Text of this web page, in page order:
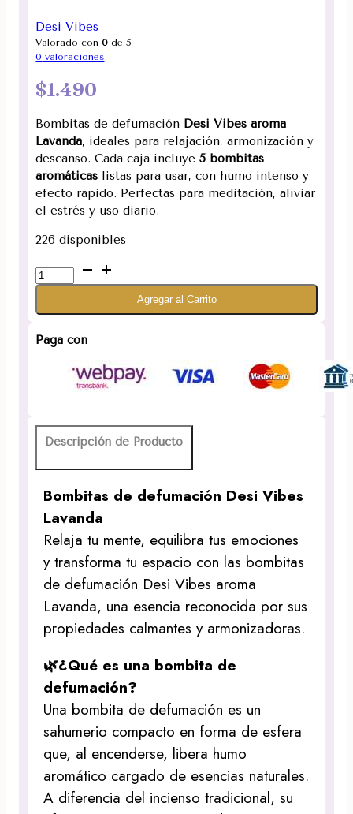
Desi Vibes
Valorado con0 de 5
0 valoraciones
$1.490
Bombitas de defumación Desi Vibes aroma
Lavanda, ideales para relajación, armonización y
descanso. Cada caja incluye5 bombitas
aromáticas listas para usar, con humo intenso y
efecto rápido. Perfectas para meditación, aliviar
el estrés y uso diario.
226 disponibles
Bombitas
de
marca
cantidad
Agregar al Carrito
Paga con
Descripción de Producto
Bombitas de defumación Desi Vibes
Lavanda
Relaja tu mente, equilibra tus emociones
y transforma tu espacio con las bombitas
de defumación Desi Vibes aroma
Lavanda, una esencia reconocida por sus
propiedades calmantes y armonizadoras.
🌿¿Qué es una bombita de
defumación?
Una bombita de defumación es un
sahumerio compacto en forma de esfera
que, al encenderse, libera humo
aromático cargado de esencias naturales.
A diferencia del incienso tradicional, su